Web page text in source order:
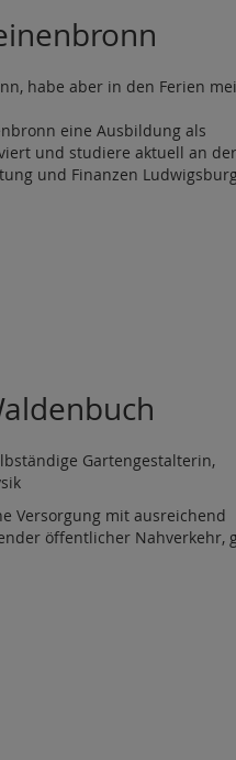
habe aber in den Ferien
eine Ausbildung als
und studiere aktuell an der
und Finanzen
Gartengestalterin,
Versorgung mit ausreichend
öffentlicher Nahverkehr,